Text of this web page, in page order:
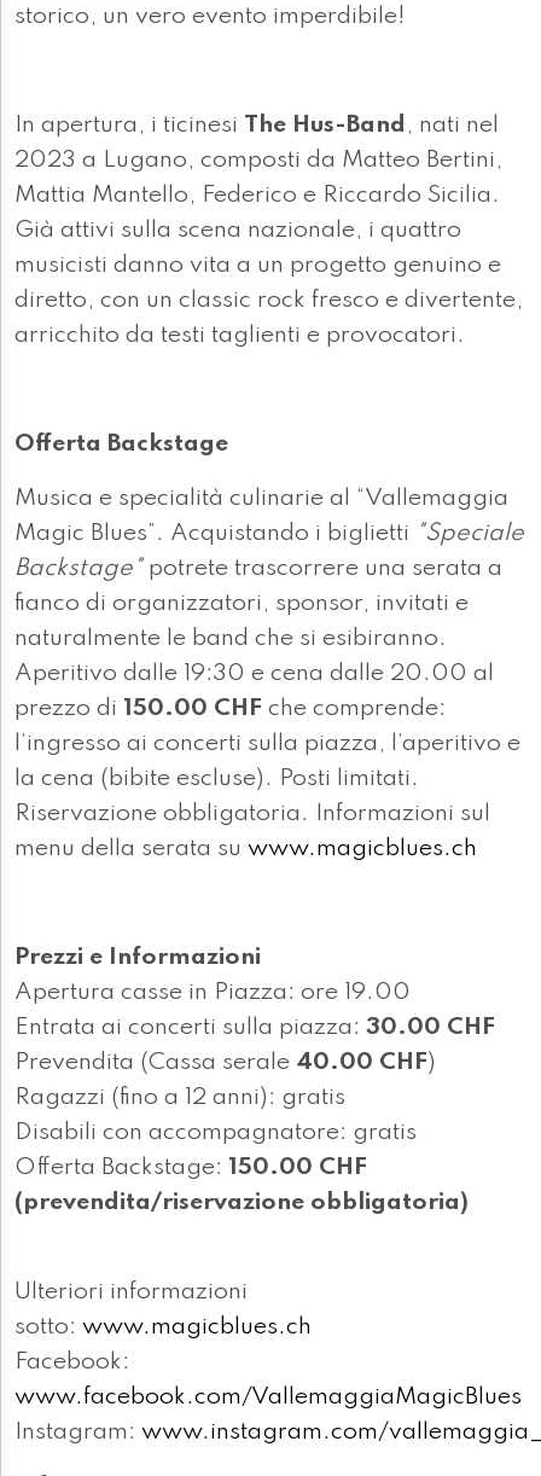
storico, un vero evento imperdibile!
In apertura, i ticinesi The Hus-Band , nati nel
2023 a Lugano, composti da Matteo Bertini,
Mattia Mantello, Federico e Riccardo Sicilia.
Già attivi sulla scena nazionale, i quattro
musicisti danno vita a un progetto genuino e
diretto, con un classic rock fresco e divertente,
arricchito da testi taglienti e provocatori.
Offerta Backstage
Musica e specialità culinarie al “Vallemaggia
Magic Blues”. Acquistando i biglietti "Speciale
Backstage"potrete trascorrere una serata a
fianco di organizzatori, sponsor, invitati e
naturalmente le band che si esibiranno.
Aperitivo dalle 19:30 e cena dalle 20.00 al
prezzo di 150.00 CHF che comprende:
l’ingresso ai concerti sulla piazza, l’aperitivo e
la cena (bibite escluse). Posti limitati.
Riservazione obbligatoria. Informazioni sul
menu della serata su www.magicblues.ch
Prezzi e Informazioni
Apertura casse in Piazza: ore 19.00
Entrata ai concerti sulla piazza: 30.00 CHF
Prevendita (Cassa serale 40.00 CHF)
Ragazzi (fino a 12 anni): gratis
Disabili con accompagnatore: gratis
Offerta Backstage: 150.00 CHF
(prevendita/riservazione obbligatoria)
Ulteriori informazioni
sotto: www.magicblues.ch
Facebook:
www.facebook.com/VallemaggiaMagicBlues
Instagram: www.instagram.com/